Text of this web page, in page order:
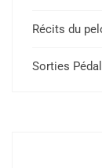
Récits du
Sorties